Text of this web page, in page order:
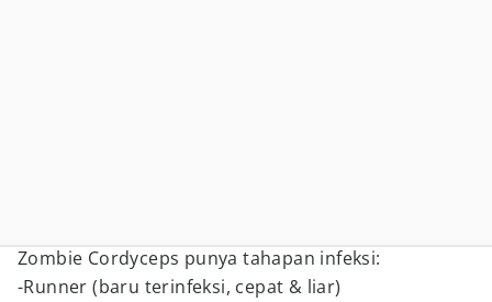
Zombie Cordyceps punya tahapan infeksi:
-Runner (baru terinfeksi, cepat & liar)